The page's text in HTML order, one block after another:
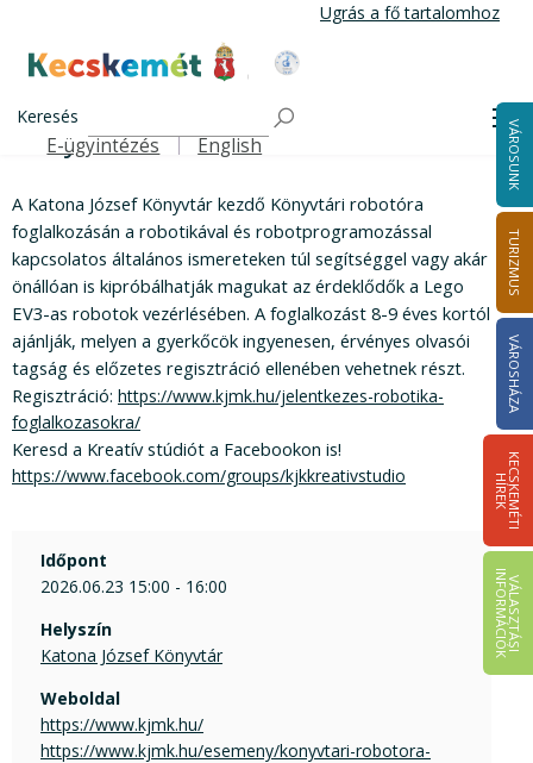
Ugrás a fő tartalomhoz
Kecskemét Város Honlapja
Keresés
Felső navigáció
E-ügyintézés English VÁROSUNK
TURIZMUS
VÁROSHÁZA
K
E
C
S
K
E
M
É
T
I
HÍ
R
E
K
V
Á
L
A
S
Z
T
Á
S
I
IN
F
O
R
M
Á
C
I
Ó
K
Könyvtári robotóra
Könyvtári robotóra
A Katona József Könyvtár kezdő Könyvtári robotóra
foglalkozásán a robotikával és robotprogramozással
kapcsolatos általános ismereteken túl segítséggel vagy akár
önállóan is kipróbálhatják magukat az érdeklődők a Lego
EV3-as robotok vezérlésében. A foglalkozást 8-9 éves kortól
ajánlják, melyen a gyerkőcök ingyenesen, érvényes olvasói
tagság és előzetes regisztráció ellenében vehetnek részt.
Regisztráció: https://www.kjmk.hu/jelentkezes-robotika-
foglalkozasokra/
Keresd a Kreatív stúdiót a Facebookon is!
https://www.facebook.com/groups/kjkkreativstudio
Időpont
2026.06.23 15:00 - 16:00
Helyszín
Katona József Könyvtár
Weboldal
https://www.kjmk.hu/
https://www.kjmk.hu/esemeny/konyvtari-robotora-